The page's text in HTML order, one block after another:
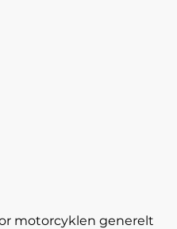
motorcyklen generelt